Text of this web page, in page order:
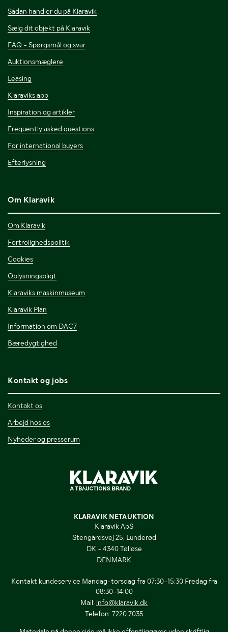
Sådan handler du på Klaravik
Sælg dit objekt på Klaravik
FAQ - Spørgsmål og svar
Auktionsmæglere
Leasing
Klaraviks app
Inspiration og artikler
Frequently asked questions
For international buyers
Efterlysning
Om Klaravik
Om Klaravik
Fortrolighedspolitik
Cookies
Oplysningspligt
Klaraviks maskinmuseum
Klaravik Plan
Information om DAC7
Bæredygtighed
Kontakt og jobs
Kontakt os
Arbejd hos os
Nyheder og presserum
KLARAVIK NETAUKTION
Klaravik ApS
Stengårdsvej 25, Lunderød
DK - 4340 Tølløse
DENMARK
Kontakt kundeservice Mandag-torsdag fra 07:30-15:30 Fredag fra
08:30-14:00
Mail: info@klaravik.dk
Telefon: 7220 7035